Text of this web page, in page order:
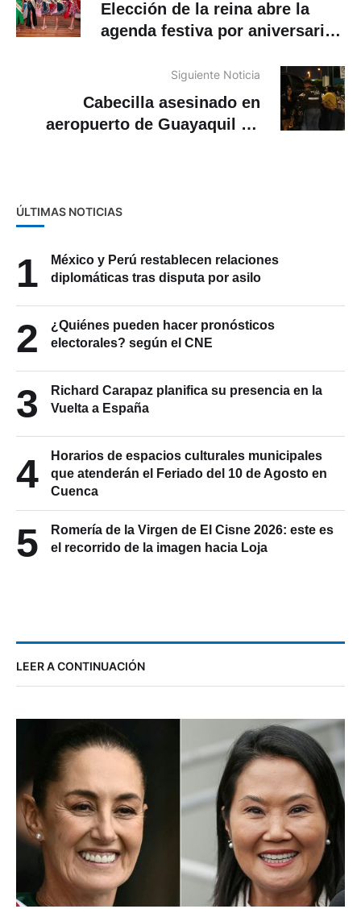
Elección de la reina abre la
agenda festiva por aniversario
Siguiente Noticia
Cabecilla asesinado en
aeropuerto de Guayaquil no
ÚLTIMAS NOTICIAS
1
México y Perú restablecen relaciones
diplomáticas tras disputa por asilo
2
¿Quiénes pueden hacer pronósticos
electorales? según el CNE
3
Richard Carapaz planifica su presencia en la
Vuelta a España
4
Horarios de espacios culturales municipales
que atenderán el Feriado del 10 de Agosto en
Cuenca
5
Romería de la Virgen de El Cisne 2026: este es
el recorrido de la imagen hacia Loja
LEER A CONTINUACIÓN